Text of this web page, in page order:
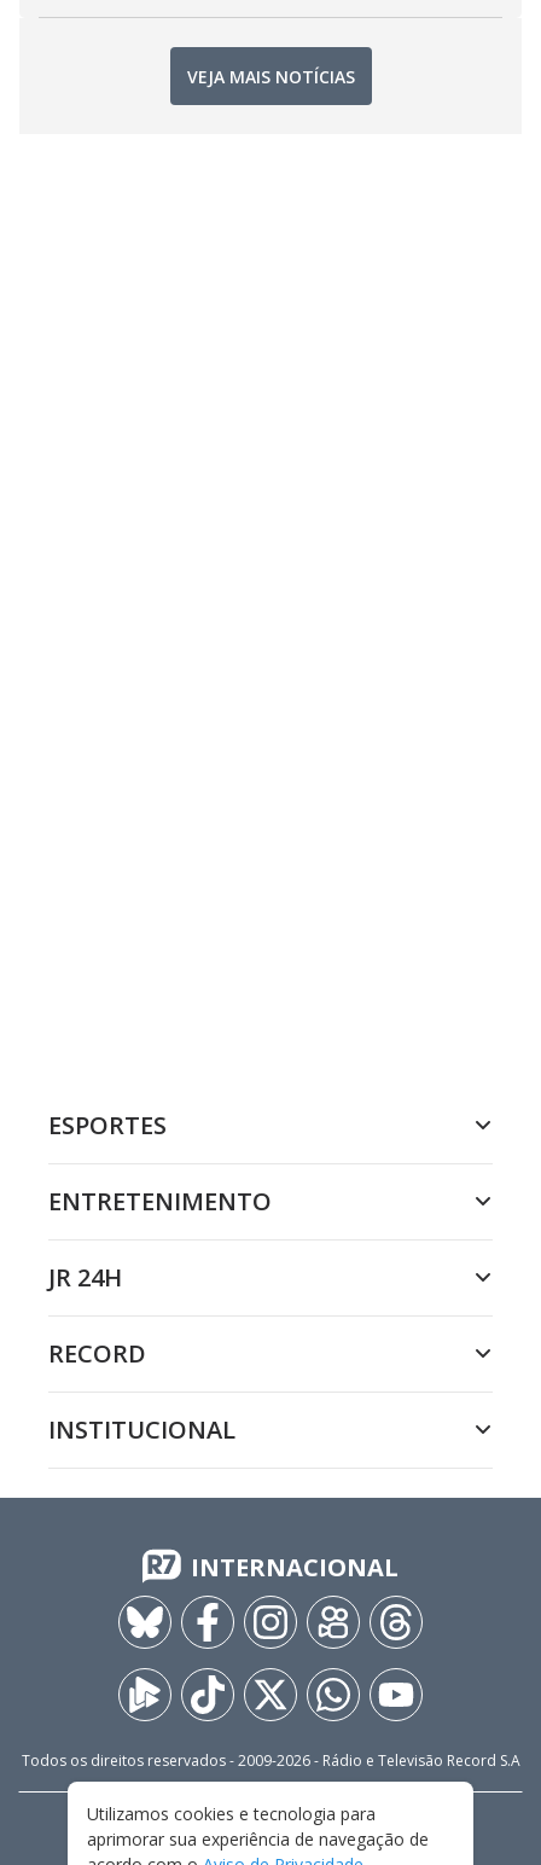
VEJA MAIS NOTÍCIAS
ESPORTES
ENTRETENIMENTO
JR 24H
RECORD
INSTITUCIONAL
INTERNACIONAL
Todos os direitos reservados - 2009-2026- Rádio e Televisão Record S.A
FALE CONOSCO
PRIVACIDADE
TERMOS E CONDIÇÕES DE USO
Utilizamos cookies e tecnologia para
aprimorar sua experiência de navegação de